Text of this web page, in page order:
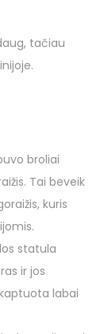
tačiau
broliai
Tai beveik
kuris
statula
ir jos
labai